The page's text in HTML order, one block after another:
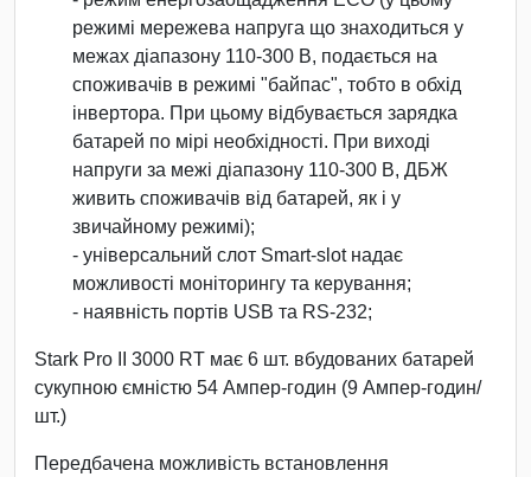
режимі мережева напруга що знаходиться у
межах діапазону 110-300 В, подається на
споживачів в режимі "байпас", тобто в обхід
інвертора. При цьому відбуваєтьcя зарядка
батарей по мірі необхідності. При виході
напруги за межі діапазону 110-300 В, ДБЖ
живить споживачів від батарей, як і у
звичайному режимі);
- універсальний слот Smart-slot надає
можливості моніторингу та керування;
- наявність портів USB та RS-232;
Stark Pro II 3000 RT має 6 шт. вбудованих батарей
сукупною ємністю 54 Ампер-годин (9 Ампер-годин/
шт.)
Передбачена можливість встановлення